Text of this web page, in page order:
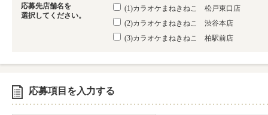
応募先店舗名を
選択してください。
(1)カラオケまねきねこ 松戸東口店
(2)カラオケまねきねこ 渋谷本店
(3)カラオケまねきねこ 柏駅前店
応募項目を入力する